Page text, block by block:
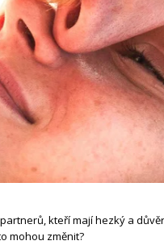
kteří mají hezký a
mohou změnit?